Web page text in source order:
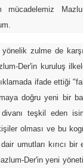
mücadelemiz
zulme de
Der'in kuruluş
ifade ettiği
doğru yeni bir
teşkil eden
olması ve bu
umutları kırıcı
Der'in yeni